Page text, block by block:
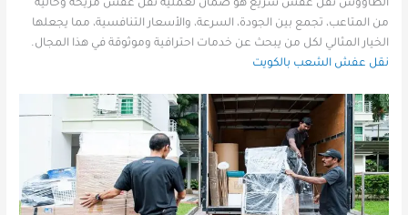
الطاووس نقل عفش سريع هو ضمان لعملية نقل عفش مريحة وخالية
من المتاعب، تجمع بين الجودة، السرعة، والأسعار التنافسية، مما يجعلها
الخيار المثالي لكل من يبحث عن خدمات احترافية وموثوقة في هذا المجال.
نقل عفش الشعب بالكويت